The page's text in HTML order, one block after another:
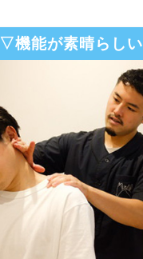
▽機能が素晴らしい